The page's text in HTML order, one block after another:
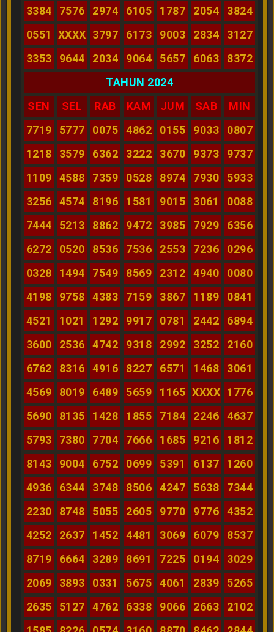
3384 7576 2974 6105 1787 2054
3824
0551
XXXX 3797 6173 9003 2834
3127
3353
9644 2034 9064 5657 6063
8372
TAHUN 2024
SEN
SEL RAB KAM JUM SAB
MIN
7719
5777 0075 4862 0155 9033
0807
1218
3579 6362 3222 3670 9373
9737
1109
4588 7359 0528 8974 7930
5933
3256
4574 8196 1581 9015 3061
0088
7444
5213 8862 9472 3985 7929
6356
6272
0520 8536 7536 2553 7236
0296
0328
1494 7549 8569 2312 4940
0080
4198
9758 4383 7159 3867 1189
0841
4521
1021 1292 9917 0781 2442
6894
3600
2536 4742 9318 2992 3252
2160
6762
8316 4916 8227 6571 1468
3061
4569
8019 6489 5659 1165 XXXX 1776
5690
8135 1428 1855 7184 2246
4637
5793
7380 7704 7666 1685 9216
1812
8143
9004 6752 0699 5391 6137
1260
4936
6344 3748 8506 4247 5638
7344
2230
8748 5055 2605 9770 9776
4352
4252
2637 1452 4481 3069 6079
8537
8719
6664 3289 8691 7225 0194
3029
2069
3893 0331 5675 4061 2839
5265
2635
5127 4762 6338 9066 2663
2102